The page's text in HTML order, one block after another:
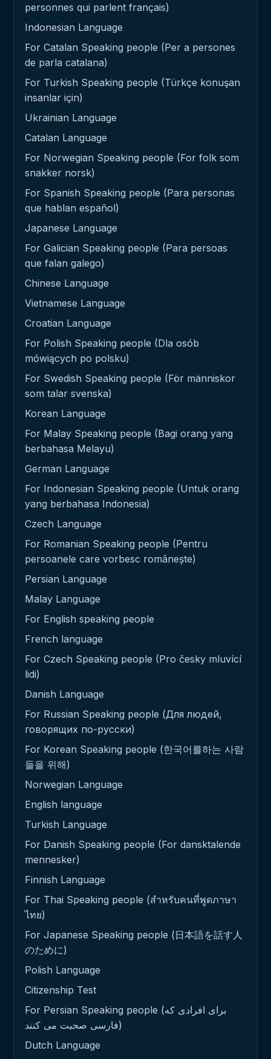
personnes qui parlent français)
Indonesian Language
For Catalan Speaking people (Per a persones
de parla catalana)
For Turkish Speaking people (Türkçe konuşan
insanlar için)
Ukrainian Language
Catalan Language
For Norwegian Speaking people (For folk som
snakker norsk)
For Spanish Speaking people (Para personas
que hablan español)
Japanese Language
For Galician Speaking people (Para persoas
que falan galego)
Chinese Language
Vietnamese Language
Croatian Language
For Polish Speaking people (Dla osób
mówiących po polsku)
For Swedish Speaking people (För människor
som talar svenska)
Korean Language
For Malay Speaking people (Bagi orang yang
berbahasa Melayu)
German Language
For Indonesian Speaking people (Untuk orang
yang berbahasa Indonesia)
Czech Language
For Romanian Speaking people (Pentru
persoanele care vorbesc românește)
Persian Language
Malay Language
For English speaking people
French language
For Czech Speaking people (Pro česky mluvící
lidi)
Danish Language
For Russian Speaking people (Для людей,
говорящих по-русски)
For Korean Speaking people (한국어를하는 사람
들을 위해)
Norwegian Language
English language
Turkish Language
For Danish Speaking people (For dansktalende
mennesker)
Finnish Language
For Thai Speaking people (สำหรับคนที่พูดภาษา
ไทย)
For Japanese Speaking people (日本語を話す人
のために)
Polish Language
Citizenship Test
For Persian Speaking people (برای افرادی که
فارسی صحبت می کنند)
Dutch Language